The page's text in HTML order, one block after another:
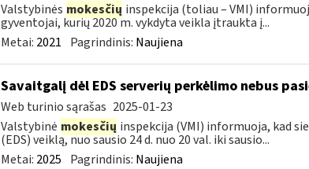
Valstybinės mokesčių inspekcija (toliau – VMI)
gyventojai, kurių 2020 m. vykdyta veikla įtraukta į...
Metai: 2021 Pagrindinis: Naujiena
Savaitgalį dėl EDS serverių perkėlimo nebus
Web turinio sąrašas 2025-01-23
Valstybinė mokesčių inspekcija (VMI) informuoja, kad
(EDS) veiklą, nuo sausio 24 d. nuo 20 val. iki sausio...
Metai: 2025 Pagrindinis: Naujiena